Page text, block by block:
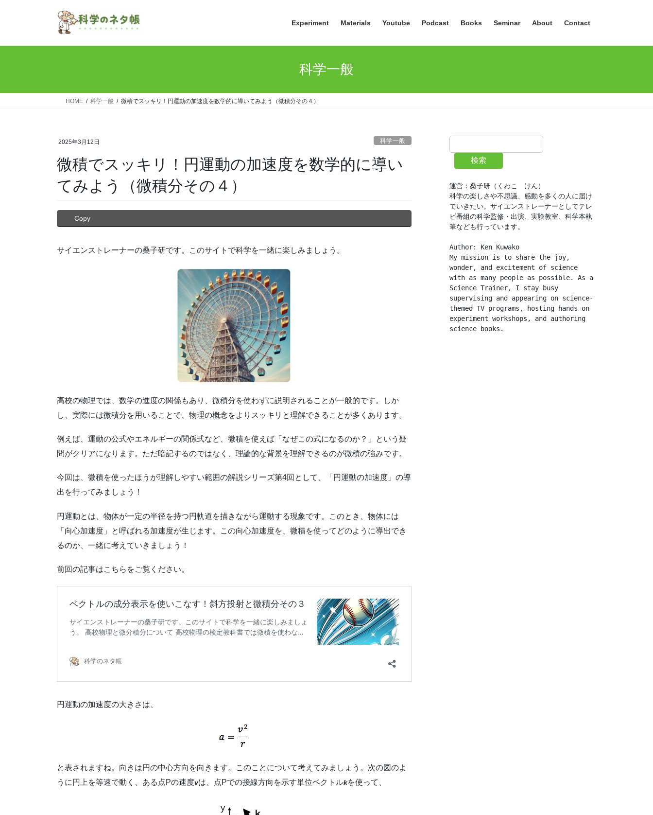
Experiment Materials Youtube Podcast Books Seminar About Contact
科学一般
HOME 科学一般 微積でスッキリ！円運動の加速度を数学的に導いてみよう（微積分その４）
2025年3月12日 科学一般
微積でスッキリ！円運動の加速度を数学的に導い
てみよう（微積分その４）
Copy
サイエンストレーナーの桑子研です。このサイトで科学を一緒に楽しみましょう。
高校の物理では、数学の進度の関係もあり、微積分を使わずに説明されることが一般的です。しか
し、実際には微積分を用いることで、物理の概念をよりスッキリと理解できることが多くあります。
例えば、運動の公式やエネルギーの関係式など、微積を使えば「なぜこの式になるのか？」という疑
問がクリアになります。ただ暗記するのではなく、理論的な背景を理解できるのが微積の強みです。
今回は、微積を使ったほうが理解しやすい範囲の解説シリーズ第4回として、「円運動の加速度」の導
出を行ってみましょう！
円運動とは、物体が一定の半径を持つ円軌道を描きながら運動する現象です。このとき、物体には
「向心加速度」と呼ばれる加速度が生じます。この向心加速度を、微積を使ってどのように導出でき
るのか、一緒に考えていきましょう！
前回の記事はこちらをご覧ください。
円運動の加速度の大きさは、
と表されますね。向きは円の中心方向を向きます。このことについて考えてみましょう。 次の図のよ
うに円上を等速で動く、ある点Pの速度vは、点Pでの接線方向を示す単位ベクトルkを使って、
検索
運営：桑子研（くわこ　けん）
科学の楽しさや不思議、感動を多くの人に届け
ていきたい。サイエンストレーナーとしてテレ
ビ番組の科学監修・出演、実験教室、科学本執
筆なども行っています。
Author: Ken Kuwako
My mission is to share the joy,
wonder, and excitement of science
with as many people as possible. As a
Science Trainer, I stay busy
supervising and appearing on science-
themed TV programs, hosting hands-on
experiment workshops, and authoring
science books.